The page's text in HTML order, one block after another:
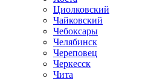
Циолковский
Чайковский
Чебоксары
Челябинск
Череповец
Черкесск
Чита